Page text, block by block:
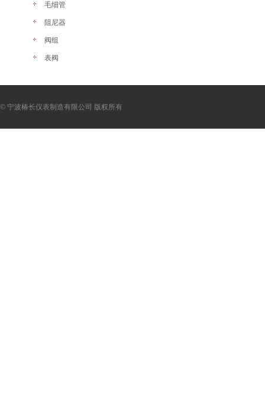
毛细管
阻尼器
阀组
表阀
© 宁波椿长仪表制造有限公司 版权所有